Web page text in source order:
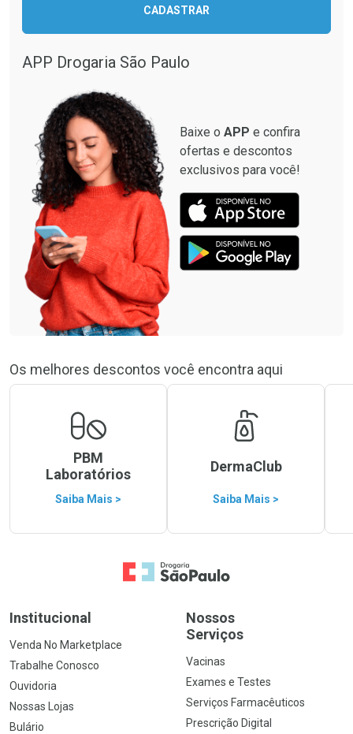
CADASTRAR
APP Drogaria São Paulo
Baixe o APP e confira
ofertas e descontos
exclusivos para você!
Os melhores descontos você encontra aqui
PBM
Laboratórios
Saiba Mais >
DermaClub
Saiba Mais >
Ir para a Home
Institucional
Venda No Marketplace
Trabalhe Conosco
Ouvidoria
Nossas Lojas
Bulário
Nossos
Serviços
Vacinas
Exames e Testes
Serviços Farmacêuticos
Prescrição Digital